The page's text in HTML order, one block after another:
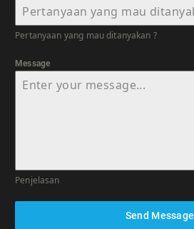
Pertanyaan yang mau ditanyakan ?
Message
Penjelasan
Send Message